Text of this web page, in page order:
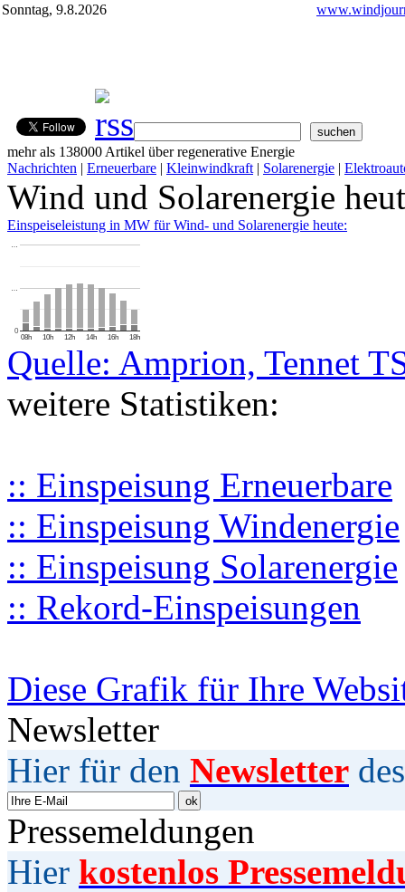
Sonntag, 9.8.2026
mehr als 138000 Artikel über regenerative Energie
Nachrichten | Erneuerbare | Kleinwindkraft | Solarenergie |
Wind und Solarenergie
Einspeiseleistung in MW für Wind- und Solarenergie heute:
08h 10h 12h 14h 16h 18h
0
…
…
Quelle: Amprion, Tennet
weitere Statistiken:
:: Einspeisung Erneuerbare
:: Einspeisung Windenergie
:: Einspeisung Solarenergie
:: Rekord-Einspeisungen
Diese Grafik für Ihre
Newsletter
Hier für den Newsletter
Pressemeldungen
Hier kostenlos